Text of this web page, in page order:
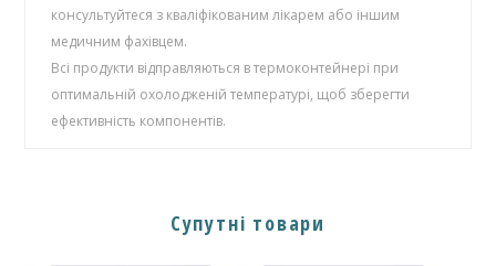
консультуйтеся з кваліфікованим лікарем або іншим
медичним фахівцем.
Всі продукти відправляються в термоконтейнері при
оптимальній охолодженій температурі, щоб зберегти
ефективність компонентів.
Супутні товари